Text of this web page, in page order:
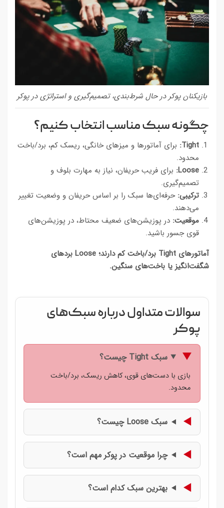
بازیکنان پوکر در حال شرط‌بندی، تصمیم‌گیری و استراتژی در پوکر
چگونه سبک مناسب انتخاب کنیم؟
Tight: برای آماتورها و میزهای خانگی، ریسک کم، برد/باخت
محدود.
Loose: برای فریب حریفان، نیاز به مهارت بلوف و
تصمیم‌گیری.
ترکیبی: حرفه‌ای‌ها سبک را بر اساس حریفان و وضعیت تغییر
می‌دهند.
موقعیت: در پوزیشن‌های ضعیف محتاط، در پوزیشن‌های
قوی جسور باشید.
آماتورهای Tight برد/باخت کم دارند؛ Loose بردهای
شگفت‌انگیز یا باخت‌های سنگین.
سوالات متداول درباره سبک‌های
پوکر
سبک Tight چیست؟
بازی با دست‌های قوی، کاهش ریسک، برد/باخت
محدود.
سبک Loose چیست؟
چرا موقعیت در پوکر مهم است؟
بهترین سبک کدام است؟